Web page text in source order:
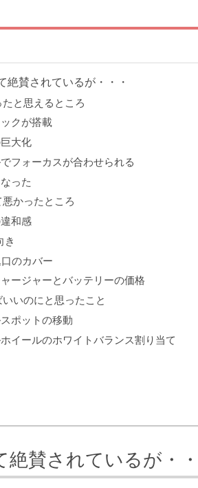
絶賛されているが・・・
と思えるところ
クが搭載
大化
フォーカスが合わせられる
った
かったところ
和感
き
のカバー
ージャーとバッテリーの価格
いのにと思ったこと
ポットの移動
イールのホワイトバランス割り当て
絶賛されているが・・